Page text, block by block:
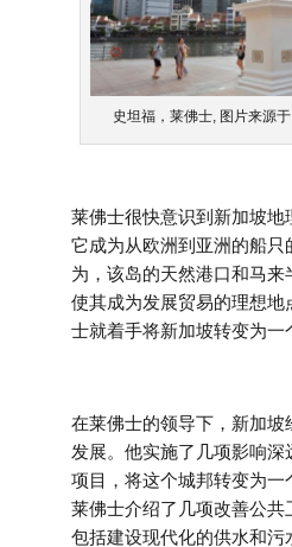
史坦福，莱佛士, 图片来源
莱佛士很快意识到新加坡地
它成为从欧洲到亚洲的船只
为，该岛的天然港口和马来
使其成为发展贸易的理想地
士就着手将新加坡转变为一
在莱佛士的领导下，新加坡
发展。他实施了几项影响
项目，将这个城邦转变为一
莱佛士介绍了几项改善公共
包括建设现代化的供水和污